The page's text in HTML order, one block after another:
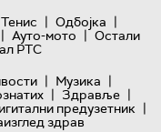
Тенис | Одбојка |
| Ауто-мото | Остали
РТС
| Музика |
| Здравље |
предузетник |
здрав